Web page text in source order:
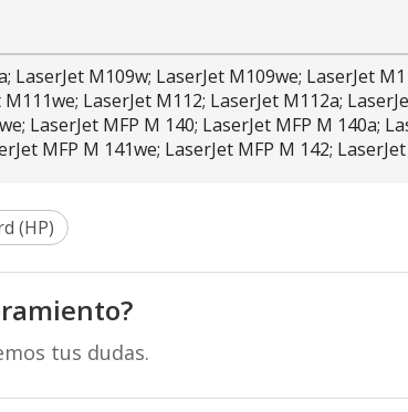
M109w; LaserJet M109we; LaserJet
LaserJet M112; LaserJet M112a;
LaserJet MFP M 140; LaserJet MFP M 140a;
MFP M 141we; LaserJet MFP M 142;
(HP)
tus dudas.